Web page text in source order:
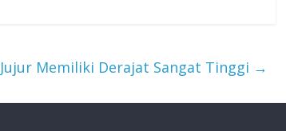
Memiliki Derajat Sangat Tinggi →